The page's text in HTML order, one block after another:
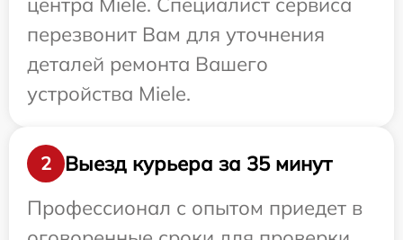
перезвонит Вам для уточнения
деталей ремонта Вашего
устройства Miele.
2
Выезд курьера за 35 минут
Профессионал с опытом приедет в